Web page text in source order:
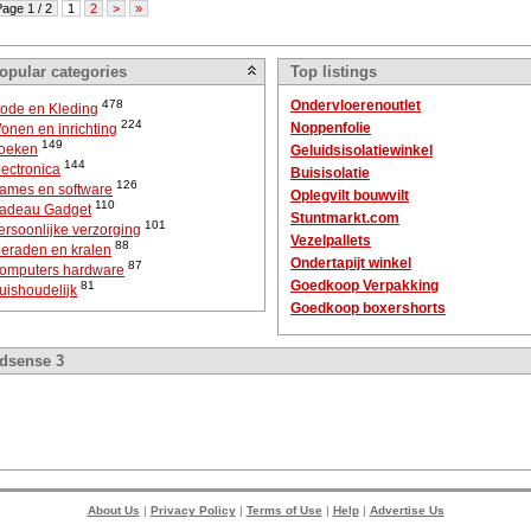
1 / 2 1 2 > »
categories
en Kleding 478
en inrichting 224
149
144
en software 126
Gadget 110
verzorging 101
en kralen 88
hardware 87
81
Top listings
Ondervloerenoutlet
Noppenfolie
Geluidsisolatiewinkel
Buisisolatie
Oplegvilt bouwvilt
Stuntmarkt.com
Vezelpallets
Ondertapijt winkel
Goedkoop Verpakking
Goedkoop boxershorts
3
About Us | Privacy Policy| Terms of Use | Help| Advertise Us